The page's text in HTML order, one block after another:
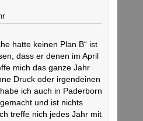
hatte keinen Plan B“ ist
dass er denen im April
mich das ganze Jahr
Druck oder irgendeinen
ich auch in Paderborn
und ist nichts
treffe nich jedes Jahr mit